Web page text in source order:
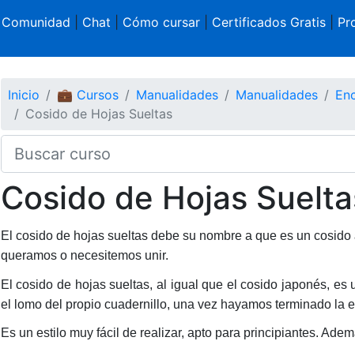
Comunidad Chat Cómo cursar| Certificados Gratis|
Inicio 💼 Cursos Manualidades Manualidades
Cosido de Hojas Sueltas
Cosido de Hojas
El cosido de hojas sueltas debe su nombre a que es un
queramos o necesitemos unir.
El cosido de hojas sueltas, al igual que el cosido japonés, es
el lomo del propio cuadernillo, una vez hayamos terminado la
Es un estilo muy fácil de realizar, apto para principiantes.